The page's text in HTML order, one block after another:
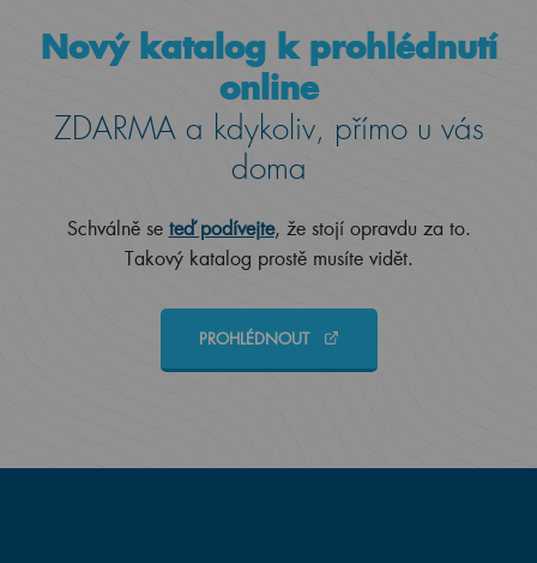
Nový katalog k prohlédnutí
online
ZDARMA a kdykoliv, přímo u vás
doma
Schválně se teď podívejte, že stojí opravdu za to.
Takový katalog prostě musíte vidět.
PROHLÉDNOUT